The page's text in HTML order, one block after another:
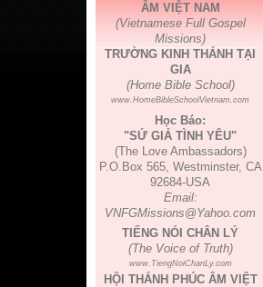
ÂM VIỆT NAM
(Vietnamese Full Gospel
Missions)
TRƯỜNG KINH THÁNH TẠI
GIA
(Home Bible School)
www.HomeBibleSchoolVietnam.com
Học Báo:
"SỨ GIẢ TÌNH YÊU"
(The Love Ambassadors)
P.O.Box 565, Westminster, CA
92684-USA
Email:
VNFGMissions@Yahoo.com
TIẾNG NÓI CHÂN LÝ
(The Voice of Truth)
www.TiengNoiChanLy.com
HỘI THÁNH PHÚC ÂM VIỆT